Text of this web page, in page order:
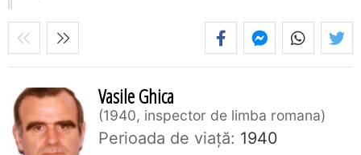
Vasile Ghica
1940, inspector de limba romana
Perioada de viaţă: 1940